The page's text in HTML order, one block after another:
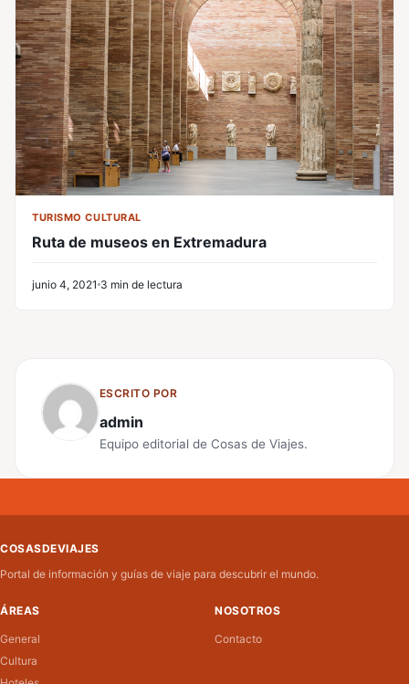
TURISMO CULTURAL
Ruta de museos en Extremadura
junio 4, 2021 3 min de lectura
ESCRITO POR
admin
Equipo editorial de Cosas de Viajes.
COSASDEVIAJES
Portal de información y guías de viaje para descubrir el mundo.
ÁREAS
General
Cultura
NOSOTROS
Contacto